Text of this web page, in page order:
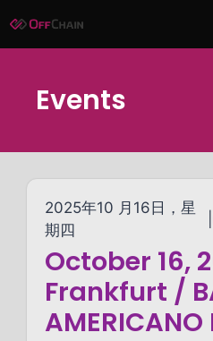
至
Events
2025年10 月16日，星
期四
October 16,
Frankfurt /